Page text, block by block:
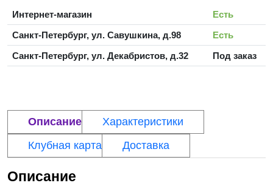
Интернет-магазин
Есть
Санкт-Петербург, ул. Савушкина, д.98
Есть
Санкт-Петербург, ул. Декабристов, д.32
Под заказ
Описание
Характеристики
Клубная карта
Доставка
Описание